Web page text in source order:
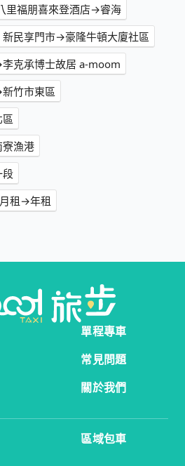
里福朋喜來登酒店→睿海
新民享門市→豪隆牛頓大廈社區
克承博士故居 a-moom
竹市東區
漁港
段
租→年租
單程專車
常見問題
關於我們
區域包車